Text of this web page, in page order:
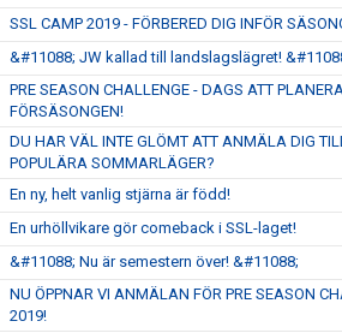
SSL CAMP 2019 - FÖRBERED DIG INFÖR
&#11088; JW kallad till landslagslägret!
PRE SEASON CHALLENGE - DAGS ATT PLANERA
FÖRSÄSONGEN!
DU HAR VÄL INTE GLÖMT ATT ANMÄLA DIG
POPULÄRA SOMMARLÄGER?
En ny, helt vanlig stjärna är född!
En urhöllvikare gör comeback i SSL-laget!
&#11088; Nu är semestern över! &#11088;
NU ÖPPNAR VI ANMÄLAN FÖR PRE SEASON
2019!